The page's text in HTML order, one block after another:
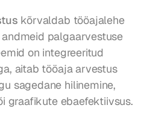
kõrvaldab tööajalehe
palgaarvestuse
on integreeritud
aitab tööaja arvestus
sagedane hilinemine,
graafikute ebaefektiivsus.